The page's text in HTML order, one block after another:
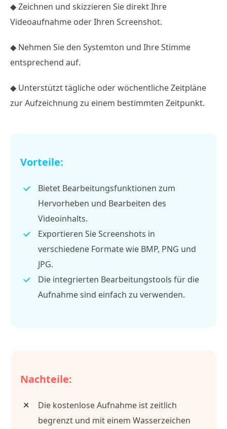
◆ Zeichnen und skizzieren Sie direkt Ihre
Videoaufnahme oder Ihren Screenshot.
◆ Nehmen Sie den Systemton und Ihre Stimme
entsprechend auf.
◆ Unterstützt tägliche oder wöchentliche Zeitpläne
zur Aufzeichnung zu einem bestimmten Zeitpunkt.
Vorteile:
Bietet Bearbeitungsfunktionen zum
Hervorheben und Bearbeiten des
Videoinhalts.
Exportieren Sie Screenshots in
verschiedene Formate wie BMP, PNG und
JPG.
Die integrierten Bearbeitungstools für die
Aufnahme sind einfach zu verwenden.
Nachteile:
Die kostenlose Aufnahme ist zeitlich
begrenzt und mit einem Wasserzeichen